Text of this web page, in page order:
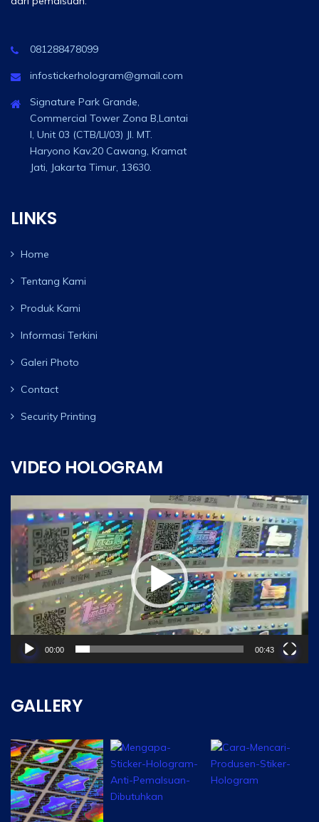
081288478099
infostickerhologram@gmail.com
Signature Park Grande,
Commercial Tower Zona B,Lantai
I, Unit 03 (CTB/LI/03) Jl. MT.
Haryono Kav.20 Cawang, Kramat
Jati, Jakarta Timur, 13630.
LINKS
Home
Tentang Kami
Produk Kami
Informasi Terkini
Galeri Photo
Contact
Security Printing
VIDEO HOLOGRAM
Player
00:00 00:43
GALLERY